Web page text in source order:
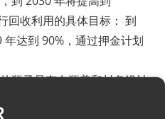
回收利用的具体目标： 到
达到 90%，通过押金计划
瓶子只有在瓶盖和封条设计